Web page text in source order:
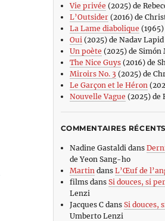
Vie privée (2025) de
L’Outsider(2016) de
La Lame diabolique
Oui(2025) de Nadav Lapid
Un poète (2025) de Simón
The Nice Guys(2016) de
Miroirs No. 3 (2025) de
Le Garçon et le Héron
Nouvelle Vague (2025) de
COMMENTAIRES RÉCENTS
Nadine Gastaldi dans
de Yeon Sang-ho
Martin dans L’Œuf de
filmsdans Si douces, si
Lenzi
Jacques Cdans Si douces,
Umberto Lenzi